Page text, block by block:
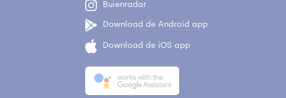
Buienradar
Download de Android app
Download de iOS app